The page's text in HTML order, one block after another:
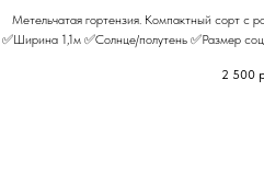
Метельчатая гортензия. Компактный сорт с
✅Ширина 1,1м ✅Солнце/полутень ✅Размер
2 500